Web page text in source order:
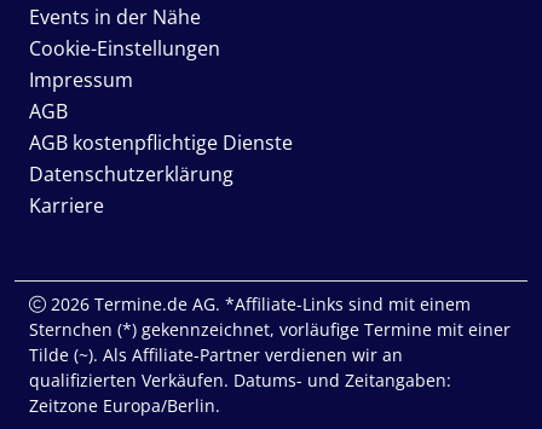
Events in der Nähe
Cookie-Einstellungen
Impressum
AGB
AGB kostenpflichtige Dienste
Datenschutzerklärung
Karriere
2026 Termine.de AG. *Affiliate-Links sind mit einem
Sternchen (*) gekennzeichnet, vorläufige Termine mit einer
Tilde (~). Als Affiliate-Partner verdienen wir an
qualifizierten Verkäufen. Datums- und Zeitangaben:
Zeitzone Europa/Berlin.